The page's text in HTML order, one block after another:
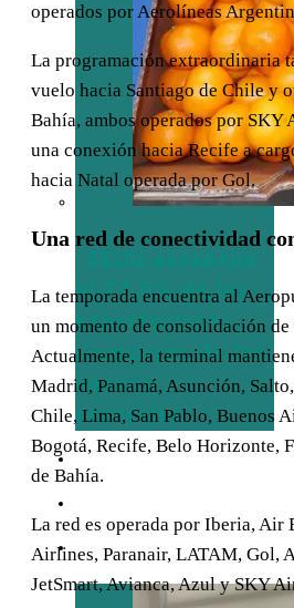
EEUU exceptúa
al 77,5% de las
exportaciones
uruguayas de los
nuevos
aranceles
TURISMO
ENTREVISTAS
operados por Aerolíneas
La programación extraordinaria
vuelo hacia Santiago de Chile y
Bahía, ambos operados por SKY
una conexión hacia Recife a
hacia Natal operada por Gol.
Una red de conectividad
La temporada encuentra al
un momento de consolidación de
Actualmente, la terminal
Madrid, Panamá, Asunción,
Chile, Lima, San Pablo, Buenos
Bogotá, Recife, Belo Horizonte,
de Bahía.
La red es operada por Iberia, Air
Airlines, Paranair, LATAM, Gol,
JetSmart, Avianca, Azul y SKY